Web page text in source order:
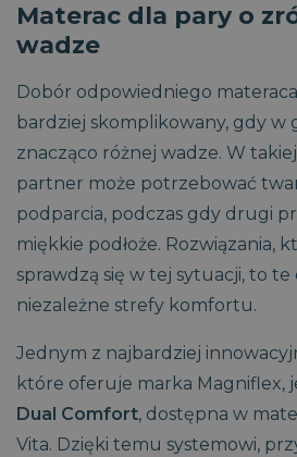
Materac dla pary o
wadze
Dobór odpowiedniego materaca
bardziej skomplikowany, gdy w
znacząco różnej wadze. W
partner może potrzebować
podparcia, podczas gdy drugi
miękkie podłoże. Rozwiązania,
sprawdzą się w tej sytuacji, to
niezależne strefy komfortu.
Jednym z najbardziej
które oferuje marka Magniflex,
Dual Comfort, dostępna w
Vita. Dzięki temu systemowi,